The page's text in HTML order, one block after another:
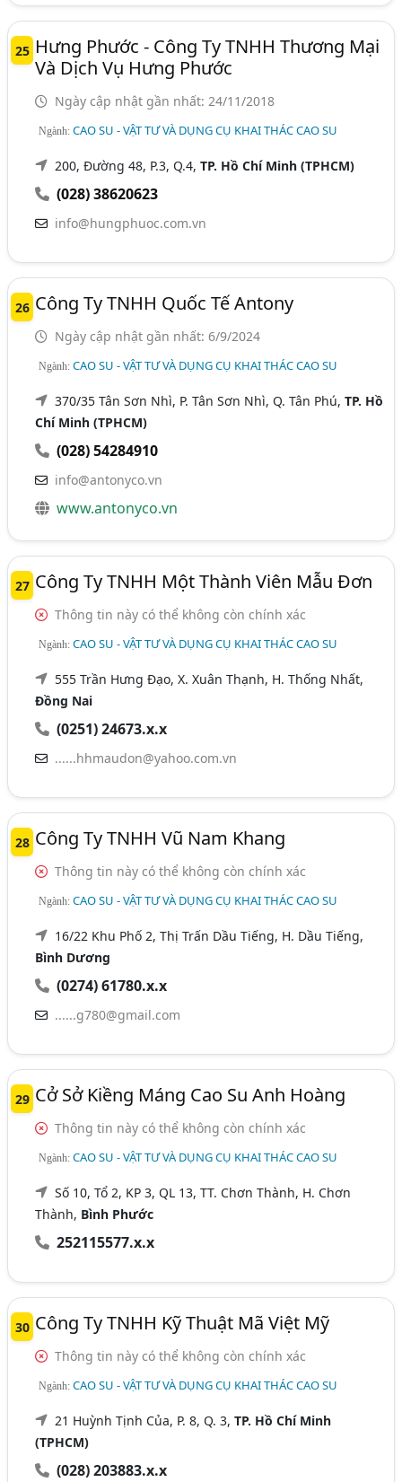
25 Hưng Phước - Công Ty TNHH Thương Mại
Và Dịch Vụ Hưng Phước
Ngày cập nhật gần nhất: 24/11/2018
Ngành:CAO SU - VẬT TƯ VÀ DỤNG CỤ KHAI THÁC CAO SU
200, Đường 48, P.3, Q.4,TP. Hồ Chí Minh (TPHCM)
(028) 38620623
info@hungphuoc.com.vn
26 Công Ty TNHH Quốc Tế Antony
Ngày cập nhật gần nhất: 6/9/2024
Ngành:CAO SU - VẬT TƯ VÀ DỤNG CỤ KHAI THÁC CAO SU
370/35 Tân Sơn Nhì, P. Tân Sơn Nhì, Q. Tân Phú,TP. Hồ
Chí Minh (TPHCM)
(028) 54284910
info@antonyco.vn
www.antonyco.vn
27 Công Ty TNHH Một Thành Viên Mẫu Đơn
Thông tin này có thể không còn chính xác
Ngành:CAO SU - VẬT TƯ VÀ DỤNG CỤ KHAI THÁC CAO SU
555 Trần Hưng Đạo, X. Xuân Thạnh, H. Thống Nhất,
Đồng Nai
(0251) 24673.x.x
......hhmaudon@yahoo.com.vn
28 Công Ty TNHH Vũ Nam Khang
Thông tin này có thể không còn chính xác
Ngành:CAO SU - VẬT TƯ VÀ DỤNG CỤ KHAI THÁC CAO SU
16/22 Khu Phố 2, Thị Trấn Dầu Tiếng, H. Dầu Tiếng,
Bình Dương
(0274) 61780.x.x
......g780@gmail.com
29 Cở Sở Kiềng Máng Cao Su Anh Hoàng
Thông tin này có thể không còn chính xác
Ngành:CAO SU - VẬT TƯ VÀ DỤNG CỤ KHAI THÁC CAO SU
Số 10, Tổ 2, KP 3, QL 13, TT. Chơn Thành, H. Chơn
Thành, Bình Phước
252115577.x.x
30 Công Ty TNHH Kỹ Thuật Mã Việt Mỹ
Thông tin này có thể không còn chính xác
Ngành:CAO SU - VẬT TƯ VÀ DỤNG CỤ KHAI THÁC CAO SU
21 Huỳnh Tịnh Của, P. 8, Q. 3,TP. Hồ Chí Minh
(TPHCM)
(028) 203883.x.x